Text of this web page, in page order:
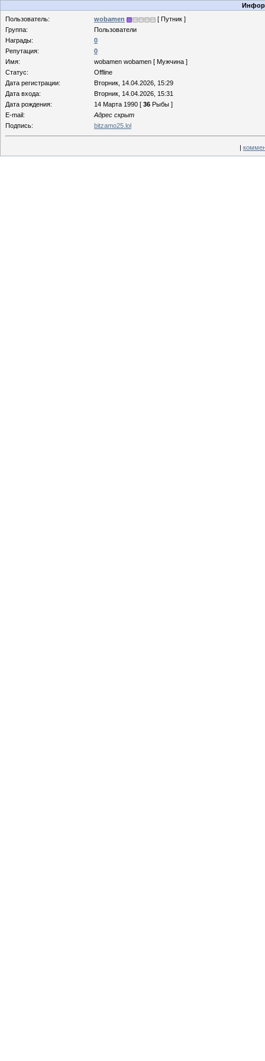
Пользователь:
wobamen
[ Путник ]
Группа:
Пользователи
Награды:
0
Репутация:
0
Имя:
wobamen wobamen [ Мужчина ]
Статус:
Offline
Дата регистрации:
Вторник, 14.04.2026, 15:29
Дата входа:
Вторник, 14.04.2026, 15:31
Дата рождения:
14 Марта 1990 [ 36 Рыбы ]
E-mail:
Адрес скрыт
Подпись:
bitzamo25.lol
|